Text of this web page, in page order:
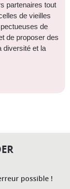
partenaires tout
de vieilles
de
de proposer des
diversité et la
possible !